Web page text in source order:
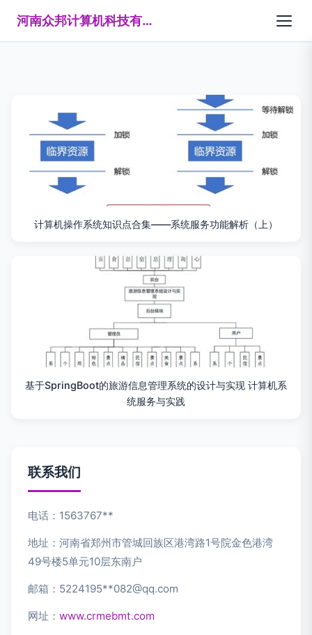
河南众邦计算机科技有限公司
计算机操作系统知识点合集——系统服务功能解析（上）
基于SpringBoot的旅游信息管理系统的设计与实现 计算机系
统服务与实践
联系我们
电话：1563767**
地址：河南省郑州市管城回族区港湾路1号院金色港湾
49号楼5单元10层东南户
邮箱：5224195**082@qq.com
网址： www.crmebmt.com